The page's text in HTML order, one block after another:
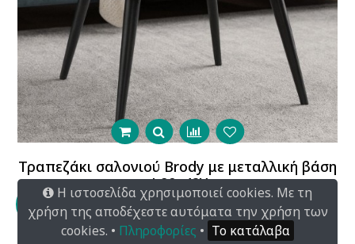
Τραπεζάκι σαλονιού Brody με μεταλλική βάση
Φ90x42Y
188.00€
Η ιστοσελίδα χρησιμοποιεί cookies. Με τη
χρήση της αποδέχεστε αυτόματα την χρήση των
cookies. • Πληροφορίες • Το κατάλαβα